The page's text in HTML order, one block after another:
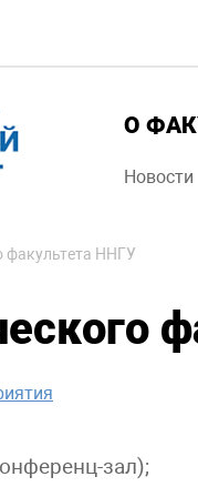
О
Новости
факультета ННГУ
зал);